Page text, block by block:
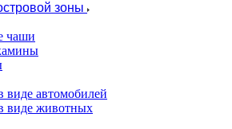
зоны
чаши
виде автомобилей
виде животных